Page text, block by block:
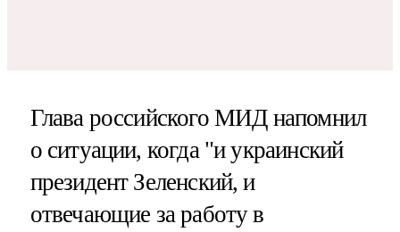
Глава российского МИД напомнил
о ситуации, когда "и украинский
президент Зеленский, и
отвечающие за работу в